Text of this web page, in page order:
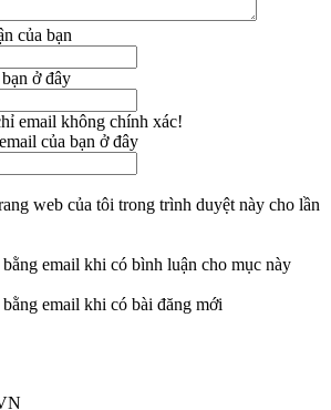
của bạn
ở đây
email không chính xác!
của bạn ở đây
web của tôi trong trình duyệt này cho lần
email khi có bình luận cho mục này
email khi có bài đăng mới